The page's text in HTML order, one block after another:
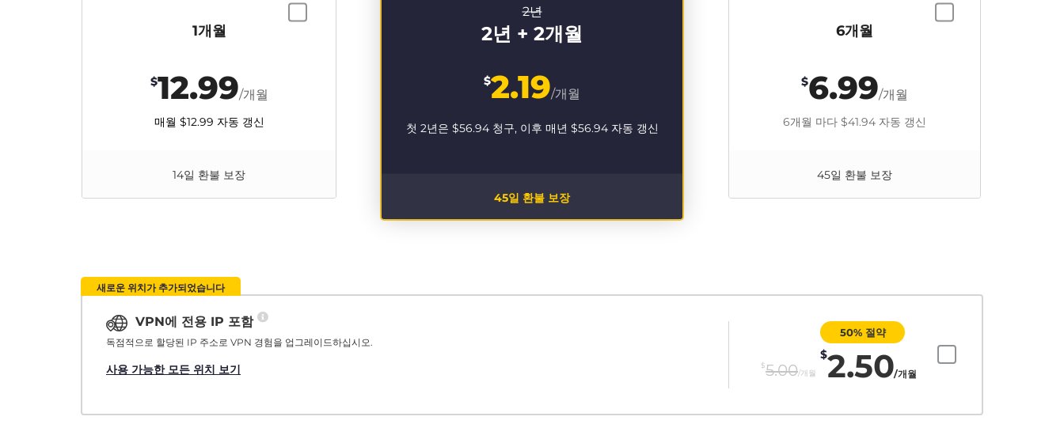
2년
2년 + 2개월
$2.19/개월
첫 2년은 $56.94청구, 이후 매년 $56.94자동 갱신
45일 환불 보장
6개월
$6.99/개월
6개월 마다 $41.94자동 갱신
45일 환불 보장
1개월
$12.99/개월
매월 $12.99 자동 갱신
14일 환불 보장
새로운 위치가 추가되었습니다
VPN에 전용 IP 포함
독점적으로 할당된 IP 주소로 VPN 경험을 업그레이드하십시오.
사용 가능한 모든 위치 보기 $5.00/개월
50% 절약
$2.50/개월